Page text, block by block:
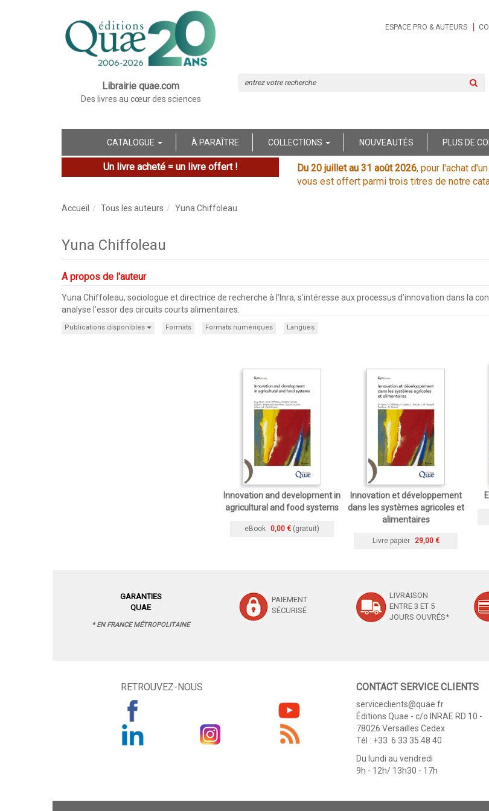
Librairie quae.com
Des livres au cœur des sciences
ESPACE PRO & AUTEURS
CATALOGUE À PARAÎTRE COLLECTIONS NOUVEAUTÉS PLUS DE
Un livre acheté = un livre offert ! Du 20 juillet au 31 août 2026, pour l'achat
vous est offert parmi trois titres de notre
Accueil Tous les auteurs Yuna Chiffoleau
Yuna Chiffoleau
A propos de l'auteur
Yuna Chiffoleau, sociologue et directrice de recherche à l’Inra, s’intéresse aux processus d’innovation dans la
analyse l’essor des circuits courts alimentaires.
Publications disponibles Formats Formats numériques Langues
Innovation and development in
agricultural and food systems
eBook 0,00 € (gratuit)
Innovation et développement
dans les systèmes agricoles et
alimentaires
Livre papier 29,00 €
GARANTIES
QUAE
* EN FRANCE MÉTROPOLITAINE
PAIEMENT
SÉCURISÉ
LIVRAISON
ENTRE 3 ET 5
JOURS OUVRÉS*
RETROUVEZ-NOUS CONTACT SERVICE CLIENTS
serviceclients@quae.fr
Éditions Quae - c/o INRAE RD 10 -
78026 Versailles Cedex
Tél : +33 6 33 35 48 40
Du lundi au vendredi
9h - 12h/ 13h30 - 17h